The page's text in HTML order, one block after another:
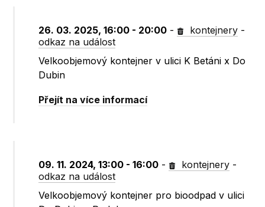
26. 03. 2025, 16:00 - 20:00 - kontejnery -
odkaz na událost
Velkoobjemový kontejner v ulici K Betáni x Do
Dubin
Přejít na více informací
09. 11. 2024, 13:00 - 16:00 - kontejnery -
odkaz na událost
Velkoobjemový kontejner pro bioodpad v ulici